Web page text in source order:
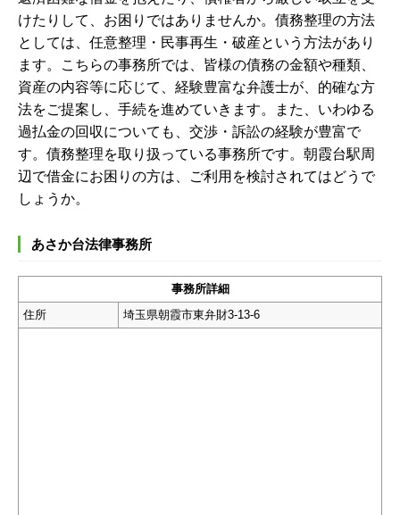
けたりして、お困りではありませんか。債務整理の方法
としては、任意整理・民事再生・破産という方法があり
ます。こちらの事務所では、皆様の債務の金額や種類、
資産の内容等に応じて、経験豊富な弁護士が、的確な方
法をご提案し、手続を進めていきます。また、いわゆる
過払金の回収についても、交渉・訴訟の経験が豊富で
す。 債務整理を取り扱っている事務所です。朝霞台駅周
辺で借金にお困りの方は、ご利用を検討されてはどうで
しょうか。
あさか台法律事務所
事務所詳細
住所
埼玉県朝霞市東弁財3-13-6